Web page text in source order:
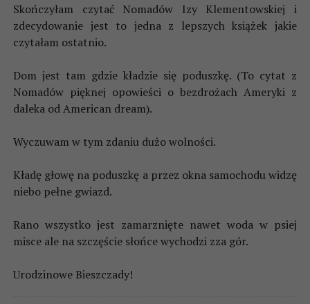
Skończyłam czytać Nomadów Izy Klementowskiej i
zdecydowanie jest to jedna z lepszych książek jakie
czytałam ostatnio.
Dom jest tam gdzie kładzie się poduszkę. (To cytat z
Nomadów pięknej opowieści o bezdrożach Ameryki z
daleka od American dream).
Wyczuwam w tym zdaniu dużo wolności.
Kładę głowę na poduszkę a przez okna samochodu widzę
niebo pełne gwiazd.
Rano wszystko jest zamarznięte nawet woda w psiej
misce ale na szczęście słońce wychodzi zza gór.
Urodzinowe Bieszczady!